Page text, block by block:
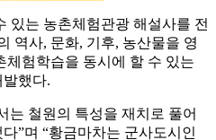
있는 농촌체험관광 해설사를 전
역사, 문화, 기후, 농산물을 영
체험학습을 동시에 할 수 있는
발했다.
는 철원의 특성을 재치로 풀어
”며 “황금마차는 군사도시인